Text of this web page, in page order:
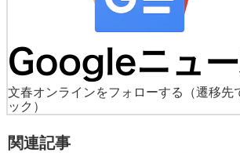
文春オンラインをフォローする
（遷移
ック）
関連記事